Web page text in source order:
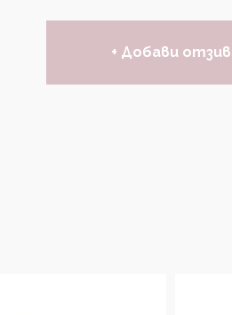
+ Добави отзив